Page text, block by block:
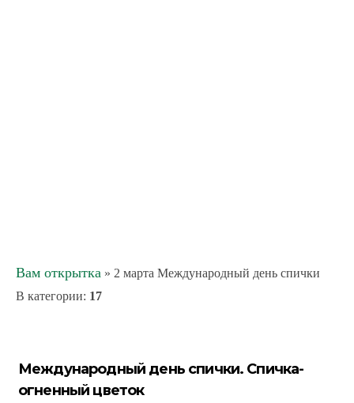
Вам открытка » 2 марта Международный день спички
В категории: 17
Международный день спички. Спичка-
огненный цветок